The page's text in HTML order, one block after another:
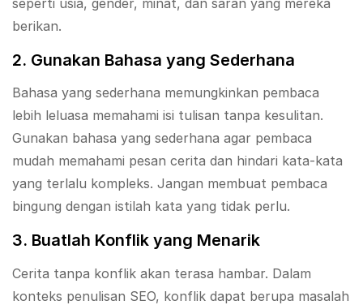
berikan.
2. Gunakan Bahasa yang Sederhana
Bahasa yang sederhana memungkinkan pembaca
lebih leluasa memahami isi tulisan tanpa kesulitan.
Gunakan bahasa yang sederhana agar pembaca
mudah memahami pesan cerita dan hindari kata-kata
yang terlalu kompleks. Jangan membuat pembaca
bingung dengan istilah kata yang tidak perlu.
3. Buatlah Konflik yang Menarik
Cerita tanpa konflik akan terasa hambar. Dalam
konteks penulisan SEO, konflik dapat berupa masalah